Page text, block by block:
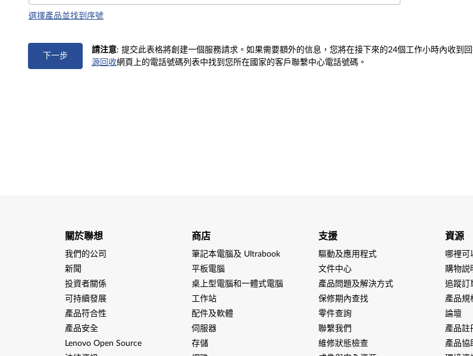
選擇產品並找到序號
下一步
請注意: 提交此表格將創建一個服務請求。如果需要額外的信息，您將在接下來的24個工作小時內收到
源回收網頁上的電話號碼列表中找到您所在國家的客戶聯繫中心電話號碼。
關於聯想
我們的公司
新聞
投資者關係
可持續發展
產品符合性
產品安全
Lenovo Open Source
商店
筆記本電腦及 Ultrabook
平板電腦
桌上型電腦和一體式電腦
工作站
配件及軟體
伺服器
存儲
支援
驅動及應用程式
文件中心
產品問題及解決方式
保修期內查找
零件查詢
聯繫我們
維修狀態檢查
資源
哪裡可
購物説
追蹤訂
產品規
論壇
產品註
產品協